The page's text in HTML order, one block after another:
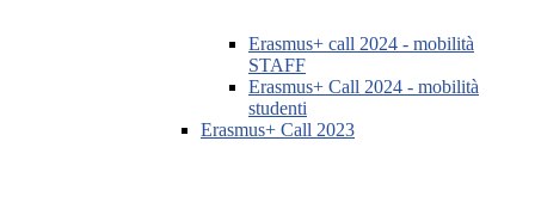
Erasmus+ call 2024 - mobilità
STAFF
Erasmus+ Call 2024 - mobilità
studenti
Erasmus+ Call 2023